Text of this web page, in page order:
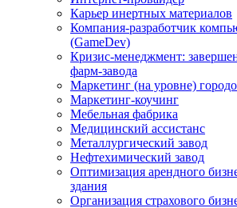
Карьер инертных материалов
Компания-разработчик
(GameDev)
Кризис-менеджмент:
фарм-завода
Маркетинг (на уровне)
Маркетинг-коучинг
Мебельная фабрика
Медицинский ассистанс
Металлургический завод
Нефтехимический завод
Оптимизация арендного
здания
Организация страхового